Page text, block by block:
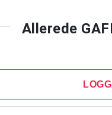
Allerede